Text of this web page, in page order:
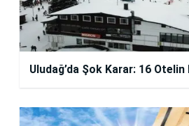
Uludağ’da Şok Karar: 16